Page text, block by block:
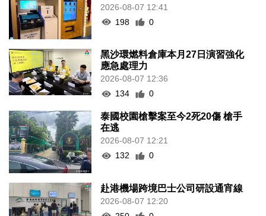
2026-08-07 12:41
198
0
黑沙環燃料倉庫本月27日演習強化
應急處理力
2026-08-07 12:36
134
0
泰國校園槍擊案至今2死20傷 槍手
在逃
2026-08-07 12:21
132
0
赴港機場跨境巴士公司研設通宵線
2026-08-07 12:20